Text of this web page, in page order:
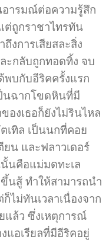
รมณ์ต่อความรู้สึก
ต่ถูกราชาไทรทัน
งการเสียสละสิ่ง
ะกลับถูกทอดทิ้ง จบ
พบกับอีริคครั้งแรก
นฉากโขดหินที่มี
องเธอก็ยังไม่รินไหล
เทิล เป็นนกที่คอย
ยน และฟลาวเดอร์
นคือแม่มดทะเล
นสู้ ทำให้สามารถนำ
ไม่ทันเวลาเนื่องจาก
แล้ว ซึ่งเหตุการณ์
แอเรียลที่มีอีริคอยู่